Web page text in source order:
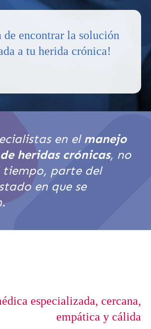
de encontrar la solución
a tu herida crónica!
en el manejo
heridas crónicas, no
parte del
en que se
especializada, cercana,
empática y cálida